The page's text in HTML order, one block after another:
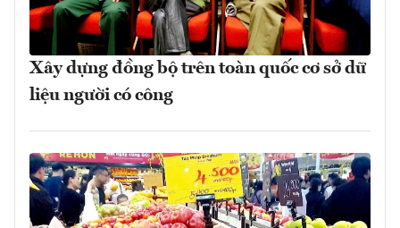
Xây dựng đồng bộ trên toàn quốc cơ sở dữ
liệu người có công